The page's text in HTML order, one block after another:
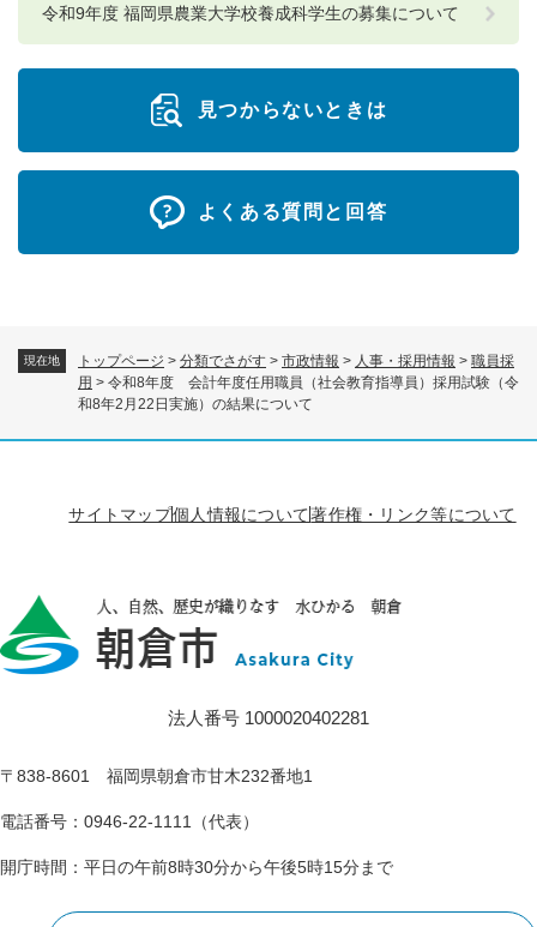
現在地 トップページ > 分類でさがす > 市政情報 > 人事・採用情報 > 職員採
用 > 令和8年度 会計年度任用職員（社会教育指導員）採用試験（令
和8年2月22日実施）の結果について
令和9年度 福岡県農業大学校養成科学生の募集について
見つからないときは
よくある質問と回答
サイトマップ個人情報について著作権・リンク等について
法人番号 1000020402281
〒838-8601 福岡県朝倉市甘木232番地1
電話番号：0946-22-1111（代表）
開庁時間：平日の午前8時30分から午後5時15分まで